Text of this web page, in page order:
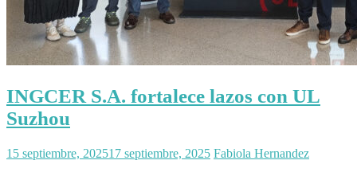
INGCER S.A. fortalece lazos con UL
Suzhou
15 septiembre, 202517 septiembre, 2025 Fabiola Hernandez